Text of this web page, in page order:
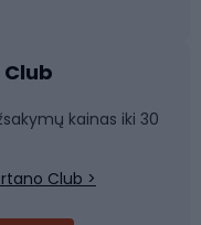
kainas iki 30
Club >